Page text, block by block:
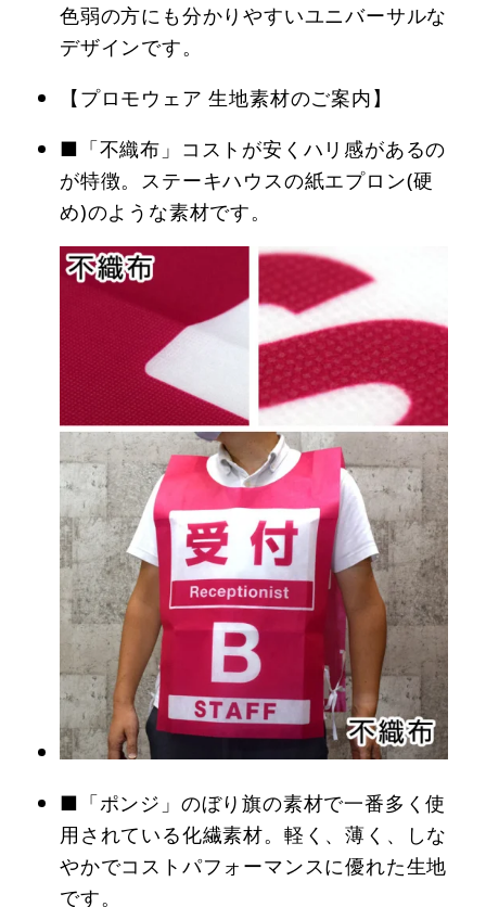
色弱の方にも分かりやすいユニバーサルな
デザインです。
【プロモウェア 生地素材のご案内】
■「不織布」コストが安くハリ感があるの
が特徴。ステーキハウスの紙エプロン(硬
め)のような素材です。
■「ポンジ」のぼり旗の素材で一番多く使
用されている化繊素材。軽く、薄く、しな
やかでコストパフォーマンスに優れた生地
です。